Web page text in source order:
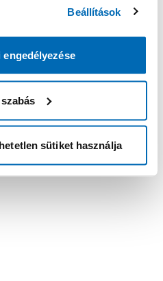
Beállítások
sütiket használja